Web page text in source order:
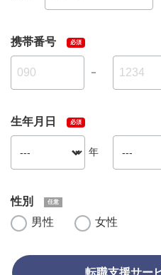
携帯番号
－
生年月日
年
性別
男性
女性
転職支援サー